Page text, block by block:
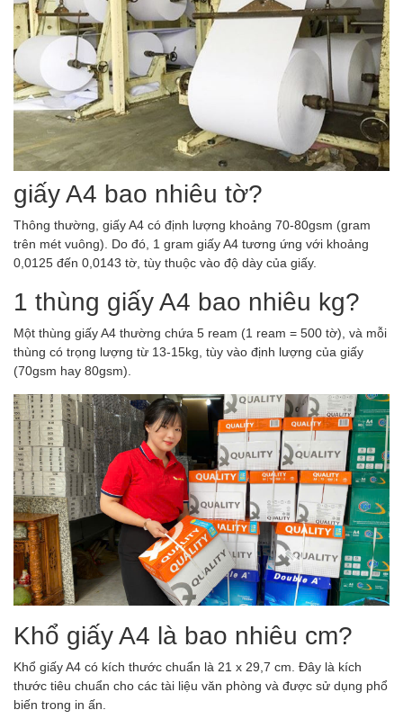
giấy A4 bao nhiêu tờ?
Thông thường, giấy A4 có định lượng khoảng 70-80gsm (gram
trên mét vuông). Do đó, 1 gram giấy A4 tương ứng với khoảng
0,0125 đến 0,0143 tờ, tùy thuộc vào độ dày của giấy.
1 thùng giấy A4 bao nhiêu kg?
Một thùng giấy A4 thường chứa 5 ream (1 ream = 500 tờ), và mỗi
thùng có trọng lượng từ 13-15kg, tùy vào định lượng của giấy
(70gsm hay 80gsm).
Khổ giấy A4 là bao nhiêu cm?
Khổ giấy A4 có kích thước chuẩn là 21 x 29,7 cm. Đây là kích
thước tiêu chuẩn cho các tài liệu văn phòng và được sử dụng phổ
biến trong in ấn.